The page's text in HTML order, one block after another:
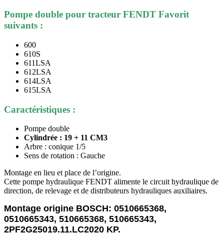
Pompe double pour tracteur FENDT Favorit
suivants :
600
610S
611LSA
612LSA
614LSA
615LSA
Caractéristiques :
Pompe double
Cylindrée : 19 + 11 CM3
Arbre : conique 1/5
Sens de rotation : Gauche
Montage en lieu et place de l’origine.
Cette pompe hydraulique FENDT alimente le circuit hydraulique de
direction, de relevage et de distributeurs hydrauliques auxiliaires.
Montage origine BOSCH: 0510665368,
0510665343, 510665368, 510665343,
2PF2G25019.11.LC2020 KP.